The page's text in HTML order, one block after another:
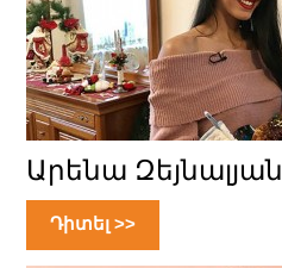
Արենա Զեյնալյան
Դիտել >>